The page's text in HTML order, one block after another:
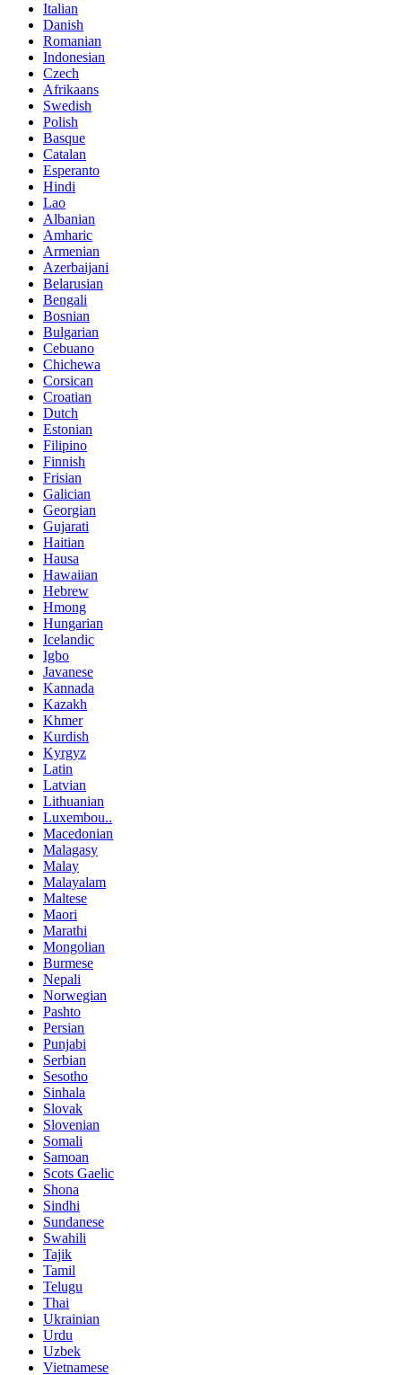
Italian
Danish
Romanian
Indonesian
Czech
Afrikaans
Swedish
Polish
Basque
Catalan
Esperanto
Hindi
Lao
Albanian
Amharic
Armenian
Azerbaijani
Belarusian
Bengali
Bosnian
Bulgarian
Cebuano
Chichewa
Corsican
Croatian
Dutch
Estonian
Filipino
Finnish
Frisian
Galician
Georgian
Gujarati
Haitian
Hausa
Hawaiian
Hebrew
Hmong
Hungarian
Icelandic
Igbo
Javanese
Kannada
Kazakh
Khmer
Kurdish
Kyrgyz
Latin
Latvian
Lithuanian
Luxembou..
Macedonian
Malagasy
Malay
Malayalam
Maltese
Maori
Marathi
Mongolian
Burmese
Nepali
Norwegian
Pashto
Persian
Punjabi
Serbian
Sesotho
Sinhala
Slovak
Slovenian
Somali
Samoan
Scots Gaelic
Shona
Sindhi
Sundanese
Swahili
Tajik
Tamil
Telugu
Thai
Ukrainian
Urdu
Uzbek
Vietnamese